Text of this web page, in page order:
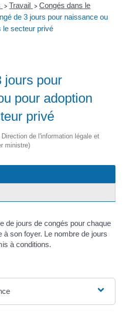
> Travail > Congés dans le
de 3 jours pour naissance ou
le secteur privé
jours pour
pour adoption
privé
de l'information légale et
ministre)
de jours de congés pour chaque
à son foyer. Le nombre de jours
à conditions.